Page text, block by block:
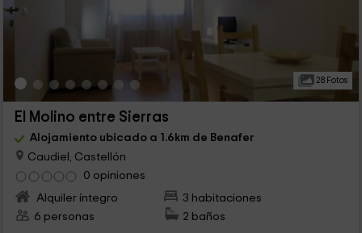
28 Fotos
El Molino entre Sierras
Alojamiento ubicado a 1.6km de Benafer
Caudiel, Castellón
0 opiniones
Alquiler íntegro
3 habitaciones
6 personas
2 baños